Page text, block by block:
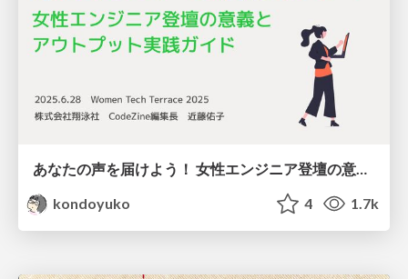
kondoyuko
4 1.7k